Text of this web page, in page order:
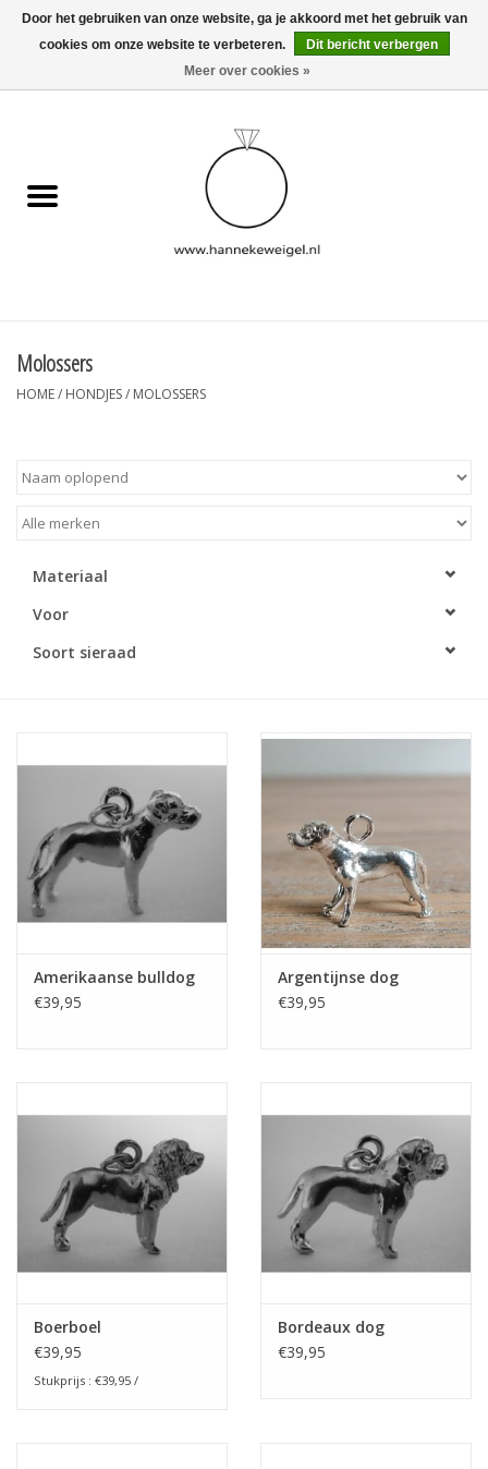
0 Artikelen - €0,00
Informatie
Molossers
HOME/ HONDJES/ MOLOSSERS
Materiaal
Voor
Soort sieraad
Amerikaanse bulldog
€39,95
Argentijnse dog
€39,95
Boerboel
€39,95
Stukprijs : €39,95 /
Bordeaux dog
€39,95
Door het gebruiken van onze website, ga je akkoord met het gebruik van
cookies om onze website te verbeteren.
Dit bericht verbergen
Meer over cookies »